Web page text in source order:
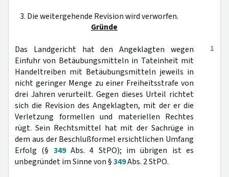
3. Die weitergehende Revision wird verworfen.
Gründe
1
Das Landgericht hat den Angeklagten wegen
Einfuhr von Betäubungsmitteln in Tateinheit mit
Handeltreiben mit Betäubungsmitteln jeweils in
nicht geringer Menge zu einer Freiheitsstrafe von
drei Jahren verurteilt. Gegen dieses Urteil richtet
sich die Revision des Angeklagten, mit der er die
Verletzung formellen und materiellen Rechtes
rügt. Sein Rechtsmittel hat mit der Sachrüge in
dem aus der Beschlußformel ersichtlichen Umfang
Erfolg (§ 349Abs. 4 StPO); im übrigen ist es
unbegründet im Sinne von §349Abs. 2 StPO.